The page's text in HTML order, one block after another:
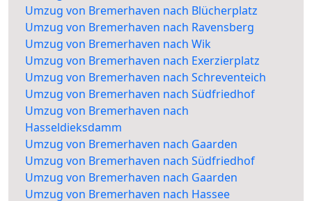
Umzug von Bremerhaven nach Blücherplatz
Umzug von Bremerhaven nach Ravensberg
Umzug von Bremerhaven nach Wik
Umzug von Bremerhaven nach Exerzierplatz
Umzug von Bremerhaven nach Schreventeich
Umzug von Bremerhaven nach Südfriedhof
Umzug von Bremerhaven nach
Hasseldieksdamm
Umzug von Bremerhaven nach Gaarden
Umzug von Bremerhaven nach Südfriedhof
Umzug von Bremerhaven nach Gaarden
Umzug von Bremerhaven nach Hassee